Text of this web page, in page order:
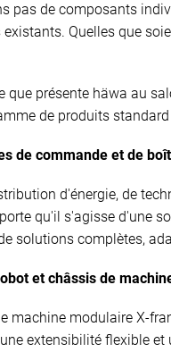
pas de composants
Quelles que
que présente häwa au
de produits
de commande et de
d'énergie, de
qu'il s'agisse d'une
solutions complètes,
et châssis de
machine modulaire X-
extensibilité flexible